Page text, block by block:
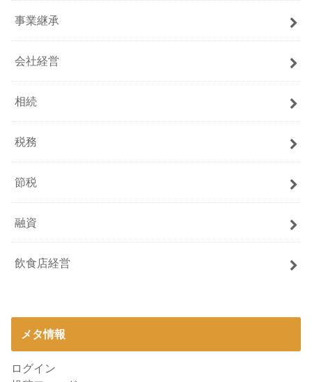
事業継承
会社経営
相続
税務
節税
融資
飲食店経営
メタ情報
ログイン